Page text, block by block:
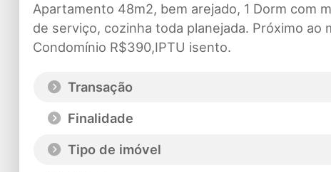
Apartamento 48m2, bem arejado, 1 Dorm com
de serviço, cozinha toda planejada. Próximo ao
Condomínio R$390,IPTU isento.
Transação
Finalidade
Tipo de imóvel